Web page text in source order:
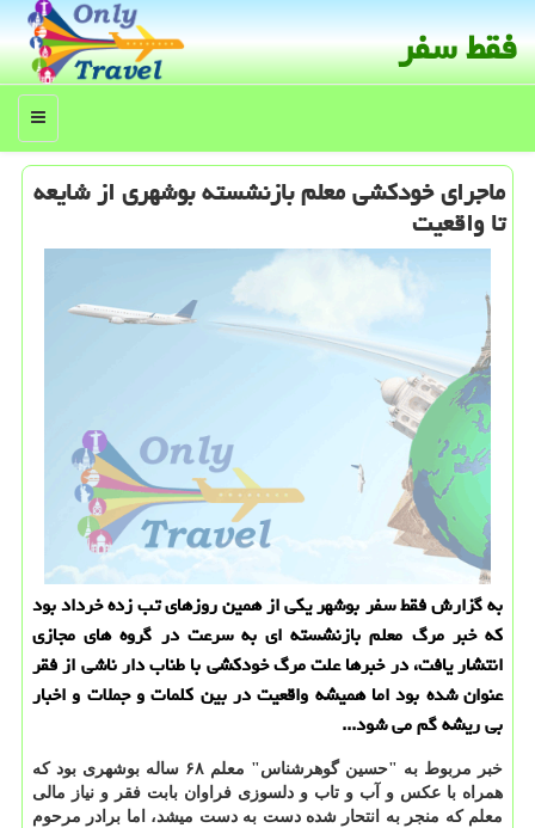
فقط سفر
منو
ماجرای خودكشی معلم بازنشسته بوشهری از شایعه
تا واقعیت
به گزارش فقط سفر بوشهر یكی از همین روزهای تب زده خرداد بود
كه خبر مرگ معلم بازنشسته ای به سرعت در گروه های مجازی
انتشار یافت، در خبرها علت مرگ خودكشی با طناب دار ناشی از فقر
عنوان شده بود اما همیشه واقعیت در بین كلمات و جملات و اخبار
بی ریشه گم می شود...
خبر مربوط به "حسین گوهرشناس" معلم ۶۸ ساله بوشهری بود که
همراه با عکس و آب و تاب و دلسوزی فراوان بابت فقر و نیاز مالی
معلم که منجر به انتحار شده دست به دست میشد، اما برادر مرحوم